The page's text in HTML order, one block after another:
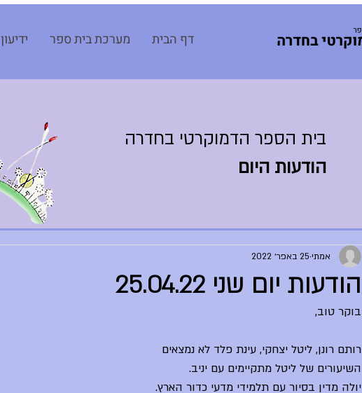
דף הבית מערכת בית ספר ידיעון
בית הספר הדמוקרטי בחדרה
הודעות היום
הודעות יום שני 25.04.22
אמתי 25 באפר׳ 2022
בוקר טוב,
רותם רונן, ליטל יצחקי, עינת פלד לא נמצאים
השיעורים של ליטל מתקיימים עם יניב.
יולה מדין בסיור עם תלמידי מדעי כדור הארץ.